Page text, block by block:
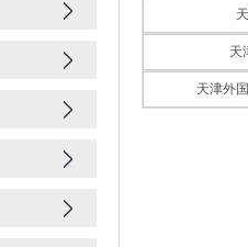
天
天津外